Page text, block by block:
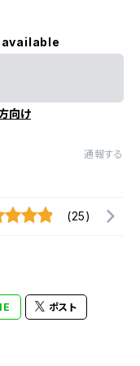
向け
通報する
(25)
ポスト